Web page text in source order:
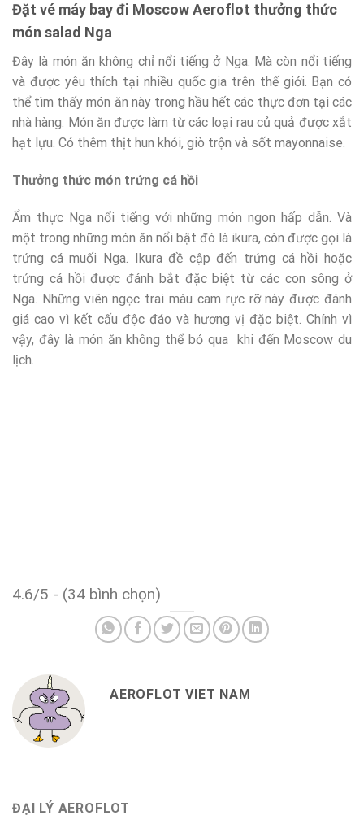
Đặt vé máy bay đi Moscow Aeroflot thưởng thức
món salad Nga
Đây là món ăn không chỉ nổi tiếng ở Nga. Mà còn nổi tiếng
và được yêu thích tại nhiều quốc gia trên thế giới. Bạn có
thể tìm thấy món ăn này trong hầu hết các thực đơn tại các
nhà hàng. Món ăn được làm từ các loại rau củ quả được xắt
hạt lựu. Có thêm thịt hun khói, giò trộn và sốt mayonnaise.
Thưởng thức món trứng cá hồi
Ẩm thực Nga nổi tiếng với những món ngon hấp dẫn. Và
một trong những món ăn nổi bật đó là ikura, còn được gọi là
trứng cá muối Nga. Ikura đề cập đến trứng cá hồi hoặc
trứng cá hồi được đánh bắt đặc biệt từ các con sông ở
Nga. Những viên ngọc trai màu cam rực rỡ này được đánh
giá cao vì kết cấu độc đáo và hương vị đặc biệt. Chính vì
vậy, đây là món ăn không thể bỏ qua khi đến Moscow du
lịch.
4.6/5 - (34 bình chọn)
AEROFLOT VIET NAM
ĐẠI LÝ AEROFLOT